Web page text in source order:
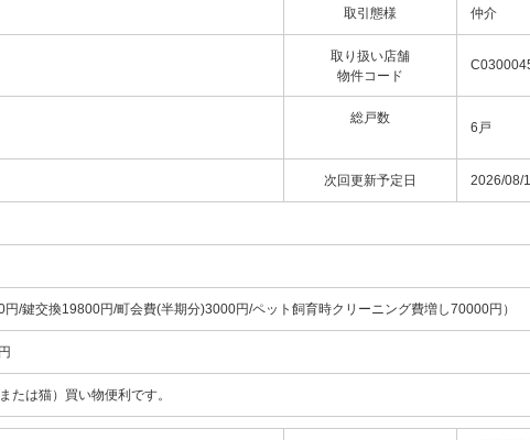
取引態様 仲介
取り扱い店舗
物件コード
総戸数
6戸
次回更新予定日 2026/08/
/鍵交換19800円/町会費(半期分)3000円/ペット飼育時クリーニング費増し70000円）
たは猫）買い物便利です。